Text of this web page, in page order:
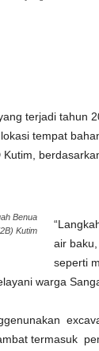
tahun
tempat
Benua
Kutim
air
seperti
warga
termasuk